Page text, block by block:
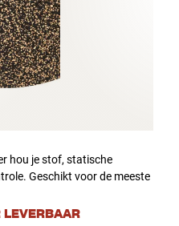
hou je stof, statische
Geschikt voor de meeste